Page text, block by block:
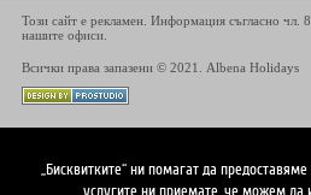
Този сайт е рекламен. Информация съгласно чл.
нашите офиси.
Всички права запазени © 2021. Albena Holidays
„Бисквитките“ ни помагат да